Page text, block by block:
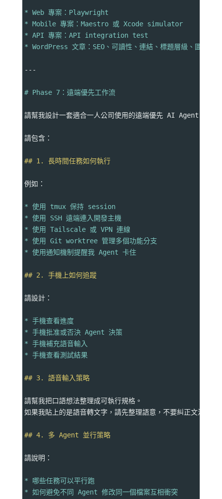
* Web 專案：Playwright
* Mobile 專案：Maestro 或 Xcode simulator
* API 專案：API integration test
* WordPress 文章：SEO、可讀性、連結、標題層級、圖片
---
# Phase 7：遠端優先工作流
請幫我設計一套適合一人公司使用的遠端優先 AI Agent 工作
請包含：
## 1. 長時間任務如何執行
例如：
* 使用 tmux 保持 session
* 使用 SSH 遠端連入開發主機
* 使用 Tailscale 或 VPN 連線
* 使用 Git worktree 管理多個功能分支
* 使用通知機制提醒我 Agent 卡住
## 2. 手機上如何追蹤
請設計：
* 手機查看進度
* 手機批准或否決 Agent 決策
* 手機補充語音輸入
* 手機查看測試結果
## 3. 語音輸入策略
請幫我把口語想法整理成可執行規格。
如果我貼上的是語音轉文字，請先整理語意，不要糾正文法而忽
## 4. 多 Agent 並行策略
請說明：
* 哪些任務可以平行跑
* 如何避免不同 Agent 修改同一個檔案互相衝突